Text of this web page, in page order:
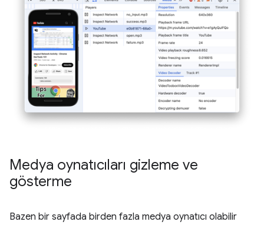
Medya oynatıcıları gizleme ve
gösterme
Bazen bir sayfada birden fazla medya oynatıcı olabilir